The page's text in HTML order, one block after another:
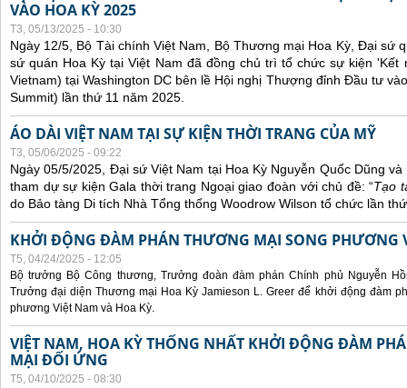
VÀO HOA KỲ 2025
T3, 05/13/2025 - 10:30
Ngày 12/5, Bộ Tài chính Việt Nam, Bộ Thương mại Hoa Kỳ, Đại sứ
sứ quán Hoa Kỳ tại Việt Nam đã đồng chủ trì tổ chức sự kiện 'Kết
Vietnam) tại Washington DC bên lề Hội nghị Thượng đỉnh Đầu tư
Summit) lần thứ 11 năm 2025.
ÁO DÀI VIỆT NAM TẠI SỰ KIỆN THỜI TRANG CỦA MỸ
T3, 05/06/2025 - 09:22
Ngày 05/5/2025, Đại sứ Việt Nam tại Hoa Kỳ Nguyễn Quốc Dũng
tham dự sự kiện Gala thời trang Ngoại giao đoàn với chủ đề: “Tạo
do Bảo tàng Di tích Nhà Tổng thống Woodrow Wilson tổ chức lần
KHỞI ĐỘNG ĐÀM PHÁN THƯƠNG MẠI SONG PHƯƠNG
T5, 04/24/2025 - 12:05
Bộ trưởng Bộ Công thương, Trưởng đoàn đàm phán Chính phủ Nguyễn
Trưởng đại diện Thương mại Hoa Kỳ Jamieson L. Greer để khởi động đàm
phương Việt Nam và Hoa Kỳ.
VIỆT NAM, HOA KỲ THỐNG NHẤT KHỞI ĐỘNG ĐÀM
MẠI ĐỐI ỨNG
T5, 04/10/2025 - 08:30